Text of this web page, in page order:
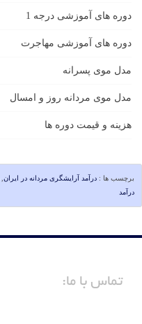
دوره های آموزشی درجه 1
دوره های آموزشی مهاجرت
مدل موی پسرانه
مدل موی مردانه روز و امسال
هزینه و قیمت دوره ها
برچسب ها : درآمد آرایشگری مردانه در ایران
درآمد
تماس با ما: